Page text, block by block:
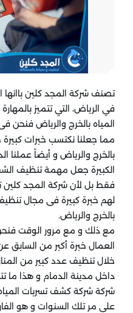
تصنف شركة المجد كلين
في الرياض، التي تتميز
المياه بالخرج والرياض فنحن
مما جعلنا نكتسب خبرات
بالخرج والرياض و أيضاً عملنا
الكبيرة جعل مهمة تنظيف
فقط بل لأن شركة المجد كلين
لهم خبرة كبيرة فى مجال
بالخرج والرياض.
مع ذلك و مع مرور الوقت
العمال خبرة أكبر من السابق
خلال تنظيف عدد كبير من
داخل مدينة الدمام و هذا ما
شركة شركة كشف تسربات
على مر تلك السنوات و هو